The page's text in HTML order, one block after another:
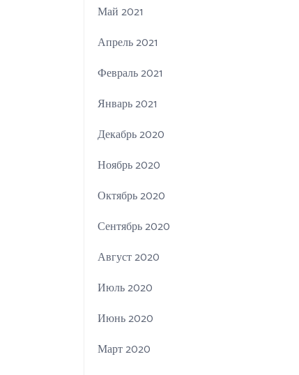
Май 2021
Апрель 2021
Февраль 2021
Январь 2021
Декабрь 2020
Ноябрь 2020
Октябрь 2020
Сентябрь 2020
Август 2020
Июль 2020
Июнь 2020
Март 2020